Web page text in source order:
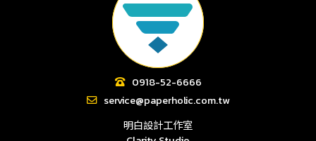
0918-52-6666
service@paperholic.com.tw
明白設計工作室